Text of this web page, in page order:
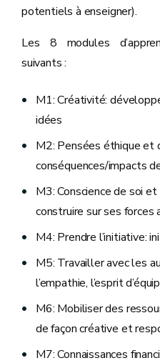
potentiels à enseigner).
Les 8 modules
suivants :
M1: Créativité:
idées
M2: Pensées éthique et
conséquences/impacts
M3: Conscience de soi
construire sur ses forces
M4: Prendre l’initiative:
M5: Travailler avec les
l’empathie, l’esprit
M6: Mobiliser des
de façon créative et
M7: Connaissances